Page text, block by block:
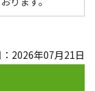
2026年07月21日